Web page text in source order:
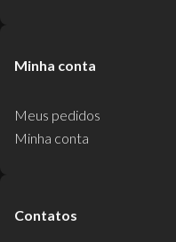
Minha conta
Meus pedidos
Minha conta
Contatos